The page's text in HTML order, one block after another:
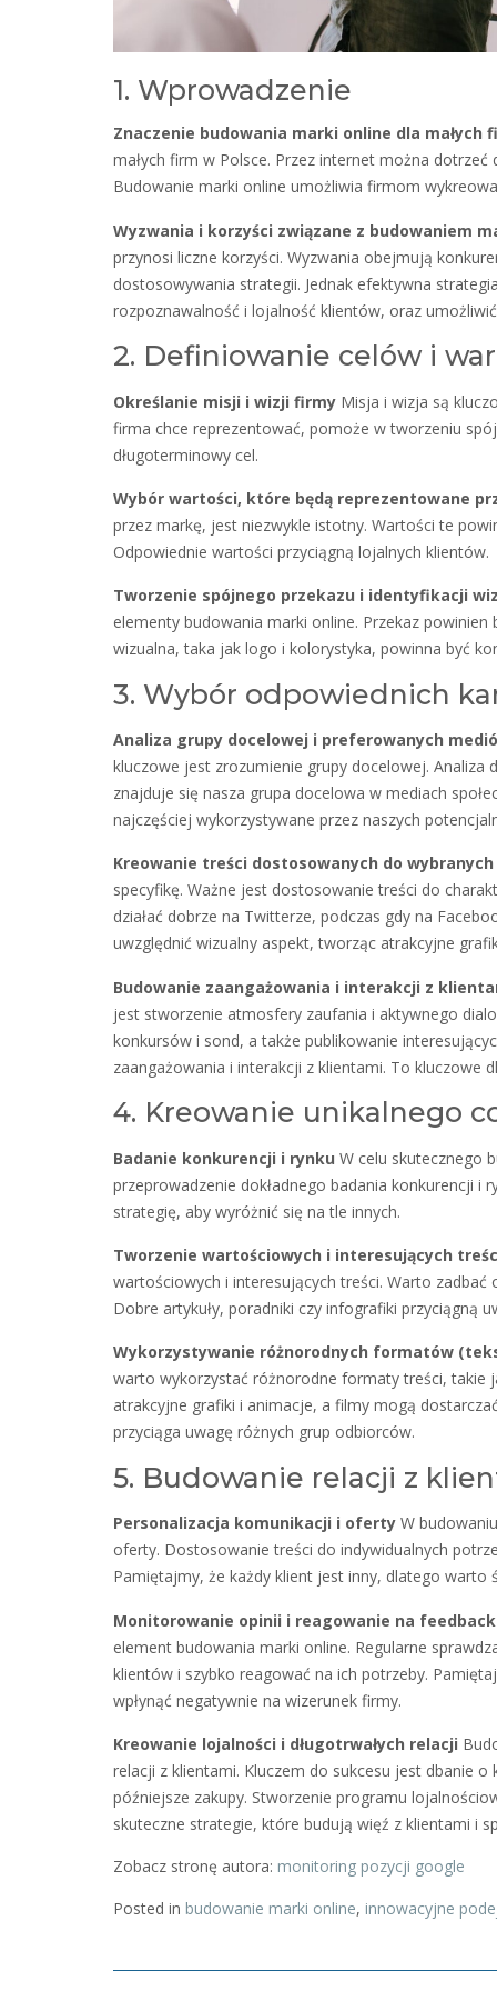
1. Wprowadzenie
Znaczenie budowania marki online dla małych
małych firm w Polsce. Przez internet można
Budowanie marki online umożliwia firmom
Wyzwania i korzyści związane z budowaniem
przynosi liczne korzyści. Wyzwania obejmują
dostosowywania strategii. Jednak efektywna
rozpoznawalność i lojalność klientów, oraz
2. Definiowanie celów i
Określanie misji i wizji firmy Misja i wizja są
firma chce reprezentować, pomoże w tworzeniu
długoterminowy cel.
Wybór wartości, które będą reprezentowane
przez markę, jest niezwykle istotny. Wartości te
Odpowiednie wartości przyciągną lojalnych klientów.
Tworzenie spójnego przekazu i identyfikacji
elementy budowania marki online. Przekaz
wizualna, taka jak logo i kolorystyka, powinna być
3. Wybór odpowiednich
Analiza grupy docelowej i preferowanych
kluczowe jest zrozumienie grupy docelowej.
znajduje się nasza grupa docelowa w mediach
najczęściej wykorzystywane przez naszych
Kreowanie treści dostosowanych do wybranych
specyfikę. Ważne jest dostosowanie treści do
działać dobrze na Twitterze, podczas gdy na
uwzględnić wizualny aspekt, tworząc atrakcyjne
Budowanie zaangażowania i interakcji z
jest stworzenie atmosfery zaufania i aktywnego
konkursów i sond, a także publikowanie
zaangażowania i interakcji z klientami. To kluczowe
4. Kreowanie unikalnego
Badanie konkurencji i rynku W celu skutecznego
przeprowadzenie dokładnego badania konkurencji i
strategię, aby wyróżnić się na tle innych.
Tworzenie wartościowych i interesujących
wartościowych i interesujących treści. Warto
Dobre artykuły, poradniki czy infografiki przyciągną
Wykorzystywanie różnorodnych formatów
warto wykorzystać różnorodne formaty treści, takie
atrakcyjne grafiki i animacje, a filmy mogą
przyciąga uwagę różnych grup odbiorców.
5. Budowanie relacji z
Personalizacja komunikacji i oferty W
oferty. Dostosowanie treści do indywidualnych
Pamiętajmy, że każdy klient jest inny, dlatego
Monitorowanie opinii i reagowanie na feedback
element budowania marki online. Regularne
klientów i szybko reagować na ich potrzeby.
wpłynąć negatywnie na wizerunek firmy.
Kreowanie lojalności i długotrwałych relacji
relacji z klientami. Kluczem do sukcesu jest dbanie
późniejsze zakupy. Stworzenie programu
skuteczne strategie, które budują więź z klientami i
Zobacz stronę autora: monitoring pozycji google
Posted in budowanie marki online, innowacyjne